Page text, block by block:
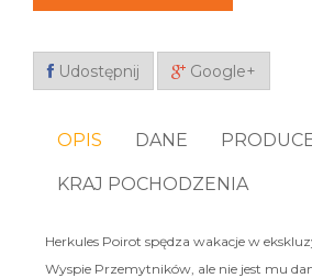
Udostępnij Google+
OPIS DANE
KRAJ POCHODZENIA
Herkules Poirot spędza wakacje w
Wyspie Przemytników, ale nie jest mu